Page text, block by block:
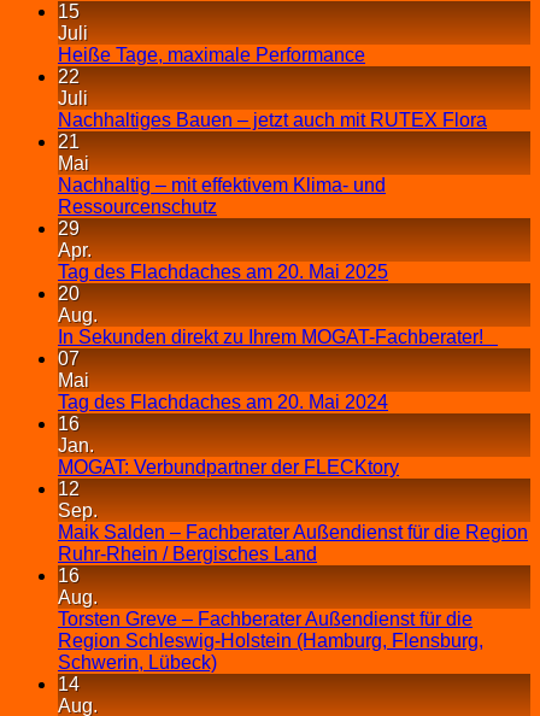
15
Juli
Heiße Tage, maximale Performance
22
Juli
Nachhaltiges Bauen – jetzt auch mit RUTEX Flora
21
Mai
Nachhaltig – mit effektivem Klima- und
Ressourcenschutz
29
Apr.
Tag des Flachdaches am 20. Mai 2025
20
Aug.
In Sekunden direkt zu Ihrem MOGAT-Fachberater!
07
Mai
Tag des Flachdaches am 20. Mai 2024
16
Jan.
MOGAT: Verbundpartner der FLECKtory
12
Sep.
Maik Salden – Fachberater Außendienst für die Region
Ruhr-Rhein / Bergisches Land
16
Aug.
Torsten Greve – Fachberater Außendienst für die
Region Schleswig-Holstein (Hamburg, Flensburg,
Schwerin, Lübeck)
14
Aug.